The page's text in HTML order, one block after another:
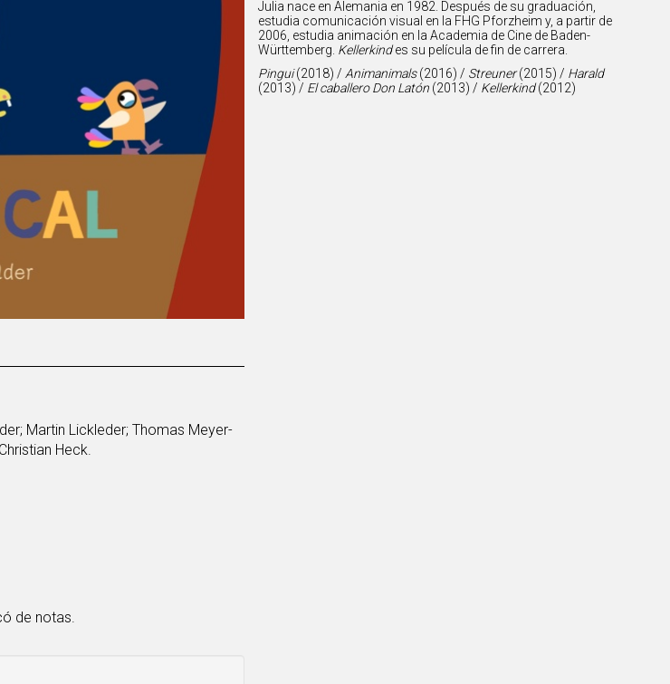
Martin Lickleder; Thomas Meyer-
Heck.
de notas.
Julia nace en Alemania en 1982. Después de su graduación,
estudia comunicación visual en la FHG Pforzheim y, a partir de
2006, estudia animación en la Academia de Cine de Baden-
Württemberg. Kellerkindes su película de fin de carrera.
Pingui(2018) / Animanimals(2016) / Streuner(2015) / Harald
(2013) / El caballero Don Latón(2013) / Kellerkind(2012)